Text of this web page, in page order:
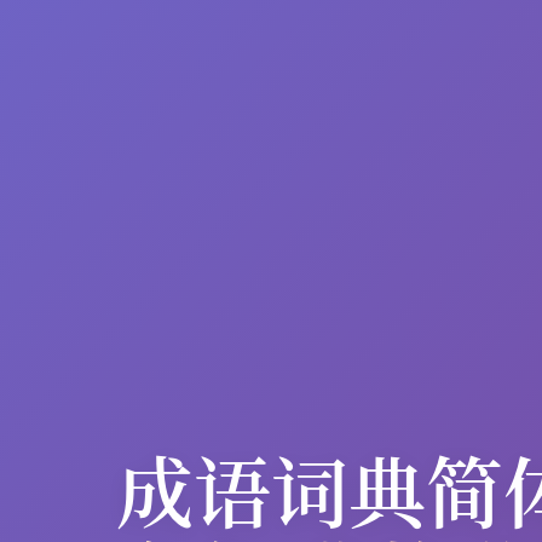
成语词典简